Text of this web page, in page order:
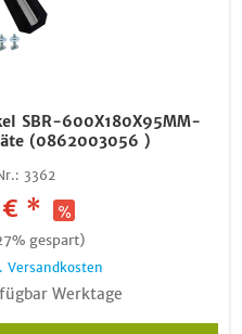
SBR-600X180X95MM-
(0862003056 )
3362
*
gespart)
Versandkosten
Werktage